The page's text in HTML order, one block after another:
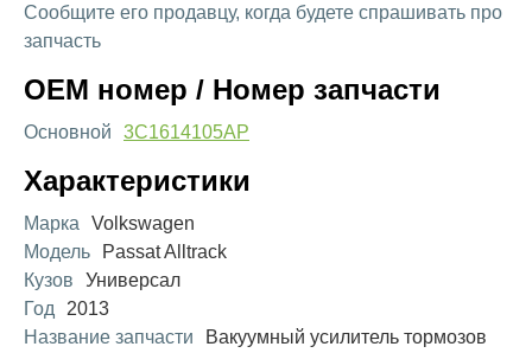
Сообщите его продавцу, когда будете спрашивать про
запчасть
OEM номер / Номер запчасти
Основной 3C1614105AP
Характеристики
Марка
Volkswagen
Модель
Passat Alltrack
Кузов
Универсал
Год
2013
Название запчасти
Вакуумный усилитель тормозов